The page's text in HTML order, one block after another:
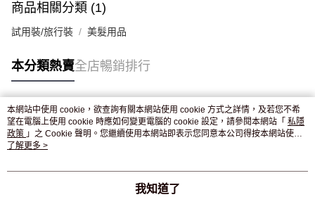
付款後門市自取，訂單確認後2-4個工作天到店，7天內取。逾期後
商品相關分類 (1)
試用裝/旅行裝 美髮用品
本分類熱賣全店暢銷排行
熱門標籤
熱銷排行
本網站中使用 cookie，欲查詢有關本網站使用 cookie 方式之詳情，及若您不希
望在電腦上使用 cookie 時應如何變更電腦的 cookie 設定，請參閱本網站「 私隱
政策 」之 Cookie 聲明。您繼續使用本網站即表示您同意本公司得按本網站使用
條款之 Cookie 聲明使用 cookie。
了解更多 >
我知道了